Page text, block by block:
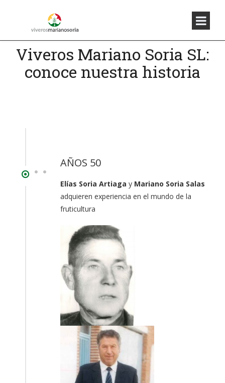
Viveros Mariano Soria SL:
conoce nuestra historia
AÑOS 50
Elías Soria Artiaga y Mariano Soria Salas
adquieren experiencia en el mundo de la
fruticultura